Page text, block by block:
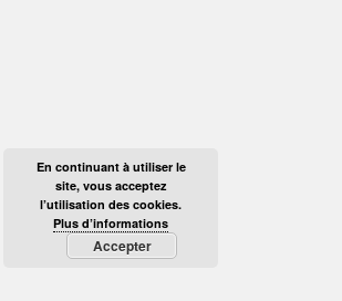
En continuant à utiliser le
site, vous acceptez
l’utilisation des cookies.
Plus d’informations
Accepter